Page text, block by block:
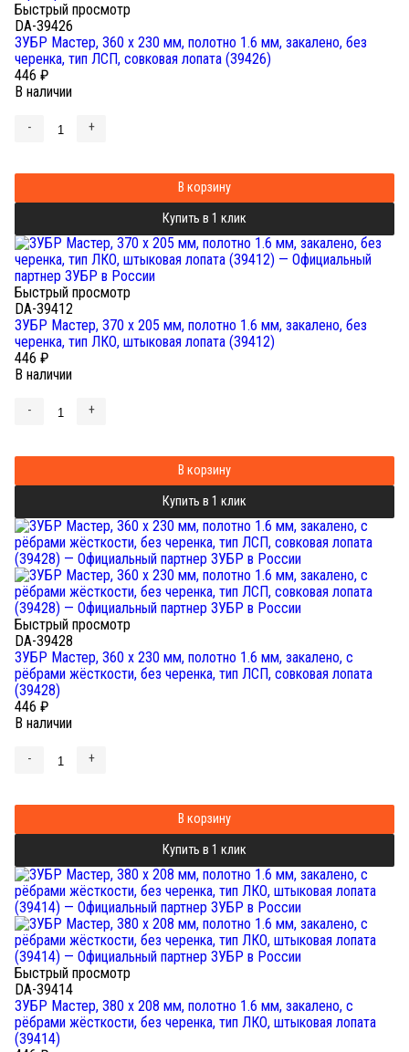
Быстрый просмотр
DA-39426
ЗУБР Мастер, 360 х 230 мм, полотно 1.6 мм, закалено, без
черенка, тип ЛСП, совковая лопата (39426)
446 ₽
В наличии
- +
В корзину
Купить в 1 клик
Быстрый просмотр
DA-39412
ЗУБР Мастер, 370 х 205 мм, полотно 1.6 мм, закалено, без
черенка, тип ЛКО, штыковая лопата (39412)
446 ₽
В наличии
- +
В корзину
Купить в 1 клик
Быстрый просмотр
DA-39428
ЗУБР Мастер, 360 х 230 мм, полотно 1.6 мм, закалено, с
рёбрами жёсткости, без черенка, тип ЛСП, совковая лопата
(39428)
446 ₽
В наличии
- +
В корзину
Купить в 1 клик
Быстрый просмотр
DA-39414
ЗУБР Мастер, 380 х 208 мм, полотно 1.6 мм, закалено, с
рёбрами жёсткости, без черенка, тип ЛКО, штыковая лопата
(39414)